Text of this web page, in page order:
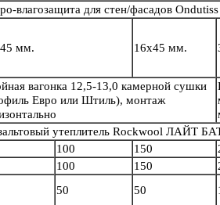
влагозащита для стен/фасадов
мм. 16х45 мм.
вагонка 12,5-13,0 камерной сушки
Евро или Штиль), монтаж
утеплитель Rockwool ЛАЙТ
100 150
100 150
50 50